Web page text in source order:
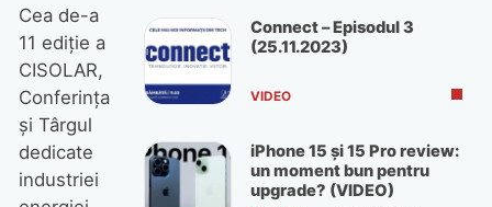
Cea de-a
11 ediție a
CISOLAR,
Conferința
și Târgul
dedicate
industriei
Connect – Episodul 3
(25.11.2023)
VIDEO
iPhone 15 și 15 Pro review:
un moment bun pentru
upgrade? (VIDEO)